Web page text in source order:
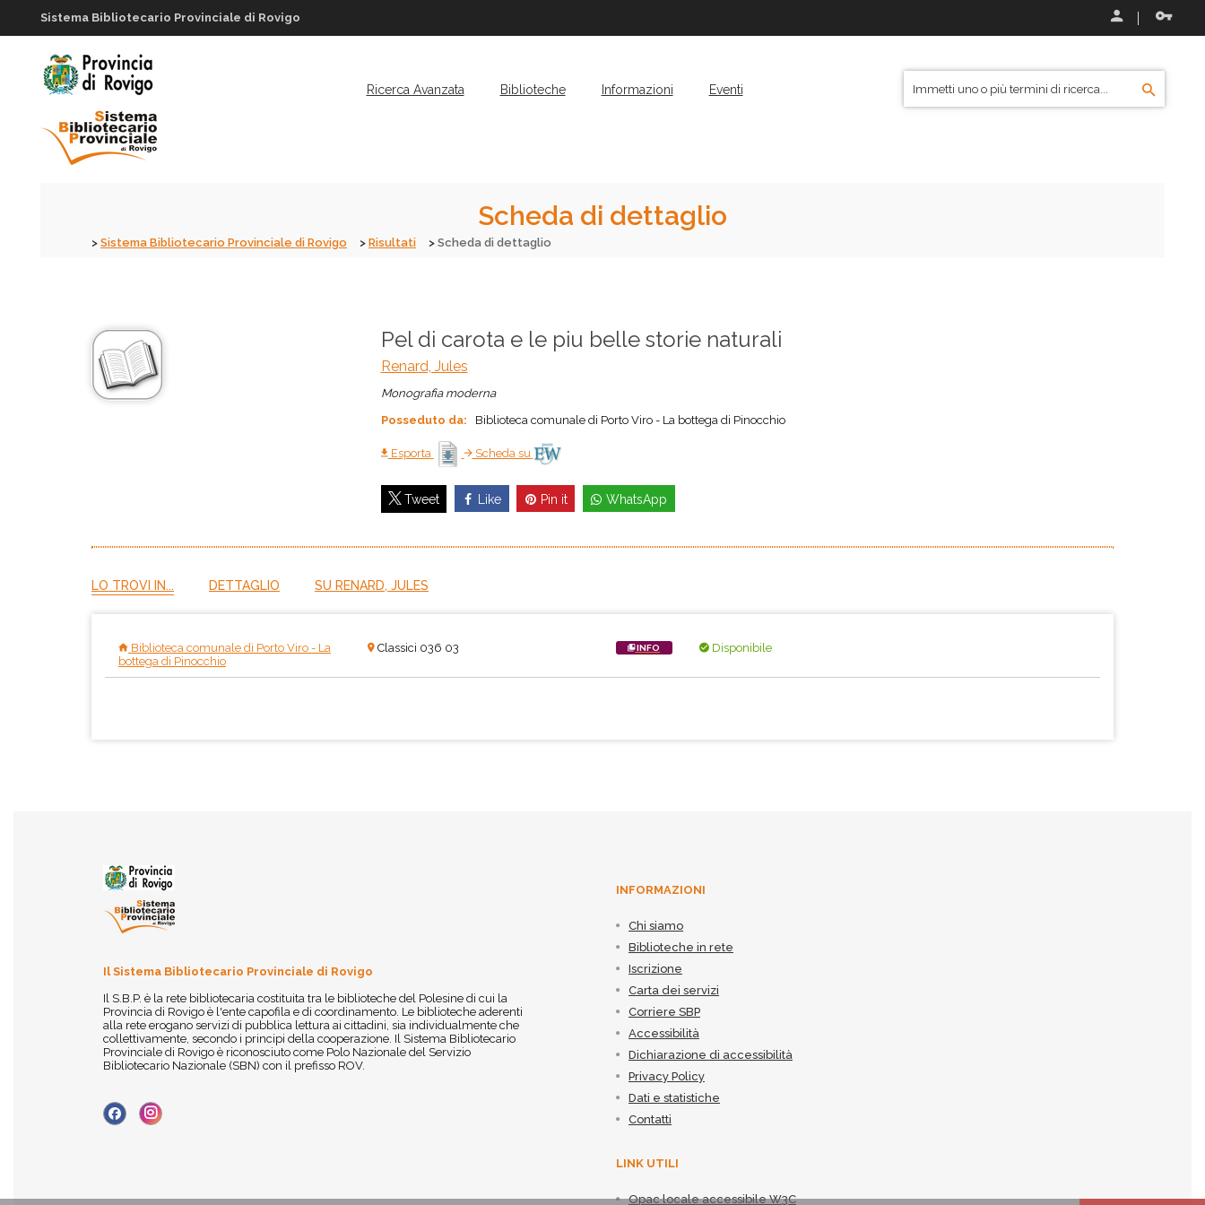
Sistema Bibliotecario Provinciale di Rovigo
Ricerca Avanzata Biblioteche Informazioni Eventi
Scheda di dettaglio
Sistema Bibliotecario Provinciale di Rovigo Risultati Scheda di dettaglio
Pel di carota e le piu belle storie naturali
Renard, Jules
Monografia moderna
Posseduto da:
Biblioteca comunale di Porto Viro - La bottega di Pinocchio
Esporta Scheda su
Tweet Like Pin it WhatsApp
LO TROVI IN... DETTAGLIO SU RENARD, JULES
Biblioteca comunale di Porto Viro - La
bottega di Pinocchio
Classici 036 03 INFO Disponibile
Il Sistema Bibliotecario Provinciale di Rovigo
Il S.B.P. è la rete bibliotecaria costituita tra le biblioteche del Polesine di cui la
Provincia di Rovigo è l'ente capofila e di coordinamento. Le biblioteche aderenti
alla rete erogano servizi di pubblica lettura ai cittadini, sia individualmente che
collettivamente, secondo i principi della cooperazione. Il Sistema Bibliotecario
Provinciale di Rovigo è riconosciuto come Polo Nazionale del Servizio
Bibliotecario Nazionale (SBN) con il prefisso ROV.
INFORMAZIONI
Chi siamo
Biblioteche in rete
Iscrizione
Carta dei servizi
Corriere SBP
Accessibilità
Dichiarazione di accessibilità
Privacy Policy
Dati e statistiche
Contatti
LINK UTILI
Opac locale accessibile W3C